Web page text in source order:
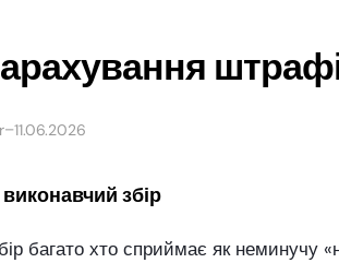
–11.06.2026
збір
багато хто сприймає як неминучу